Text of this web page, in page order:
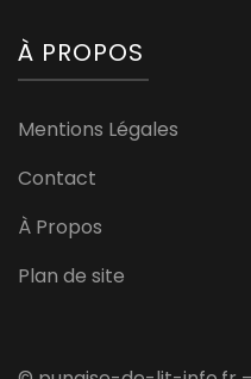
À PROPOS
Mentions Légales
Contact
À Propos
Plan de site